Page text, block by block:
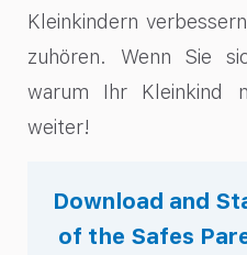
Kleinkindern
zuhören. Wenn Sie
warum Ihr Kleinkind
weiter!
Download and
of the Safes